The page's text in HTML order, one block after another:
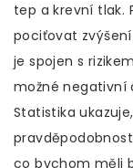
tep a krevní tlak.
pociťovat
je spojen s
možné negativní
Statistika
co bychom měli